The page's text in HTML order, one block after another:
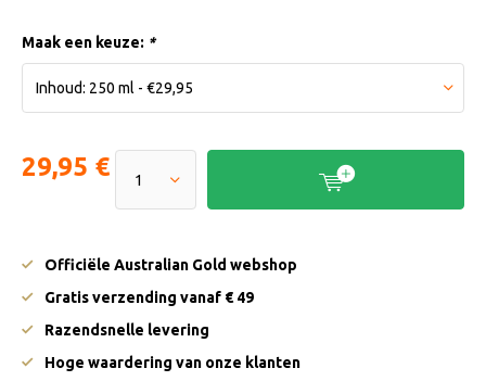
Maak een keuze: *
29,95 €
Officiële Australian Gold webshop
Gratis verzending vanaf € 49
Razendsnelle levering
Hoge waardering van onze klanten